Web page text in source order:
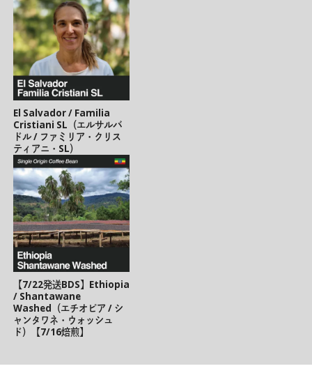
El Salvador / Familia
Cristiani SL（エルサルバ
ドル / ファミリア・クリス
ティアニ・SL）
【7/22発送BDS】Ethiopia
/ Shantawane
Washed（エチオピア / シ
ャンタワネ・ウォッシュ
ド）【7/16焙煎】